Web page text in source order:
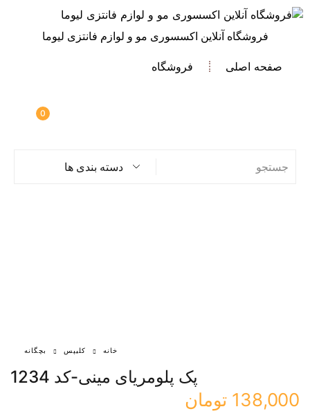
فروشگاه آنلاین اکسسوری مو و لوازم فانتزی لیوما
صفحه اصلی فروشگاه
0
دسته بندی ها
خانه کلیپس بچگانه
پک پلومریای مینی-کد 1234
138,000 تومان